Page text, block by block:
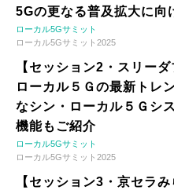
5Gの更なる普及拡大に向
ローカル5Gサミット
ローカル5Gサミット2025
【セッション2・スリー
ローカル５Ｇの最新ト
なシン・ローカル５Ｇシ
機能もご紹介
ローカル5Gサミット
ローカル5Gサミット2025
【セッション3・京セラ